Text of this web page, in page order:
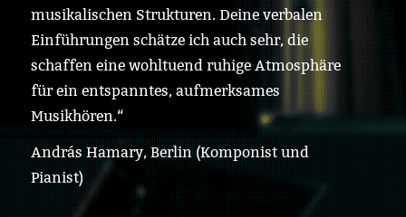
musikalischen Strukturen. Deine verbalen
Einführungen schätze ich auch sehr, die
schaffen eine wohltuend ruhige Atmosphäre
für ein entspanntes, aufmerksames
Musikhören.“
András Hamary, Berlin (Komponist und
Pianist)